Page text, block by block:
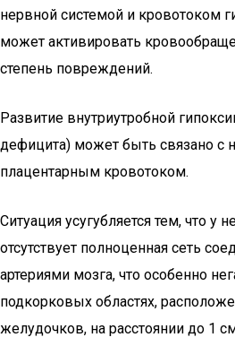
нервной системой и кровотоком
может активировать
степень повреждений.
Развитие внутриутробной
дефицита) может быть связано с
плацентарным кровотоком.
Ситуация усугубляется тем, что у
отсутствует полноценная сеть
артериями мозга, что особенно
подкорковых областях,
желудочков, на расстоянии до 1